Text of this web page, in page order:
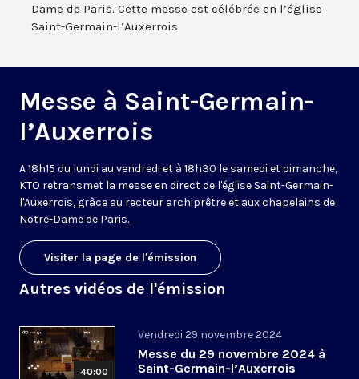
Dame de Paris. Cette messe est célébrée en l’église
Saint-Germain-l’Auxerrois.
Messe à Saint-Germain-
l’Auxerrois
A 18h15 du lundi au vendredi et à 18h30 le samedi et dimanche,
KTO retransmet la messe en direct de l'église Saint-Germain-
l'Auxerrois, grâce au recteur archiprêtre et aux chapelains de
Notre-Dame de Paris.
Visiter la page de l'émission
Autres vidéos de l'émission
40:00
Vendredi 29 novembre 2024
Messe du 29 novembre 2024 à
Saint-Germain-l’Auxerrois